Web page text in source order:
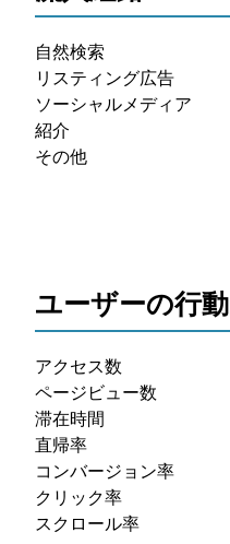
自然検索
リスティング広告
ソーシャルメディア
紹介
その他
ユーザーの行動
アクセス数
ページビュー数
滞在時間
直帰率
コンバージョン率
クリック率
スクロール率